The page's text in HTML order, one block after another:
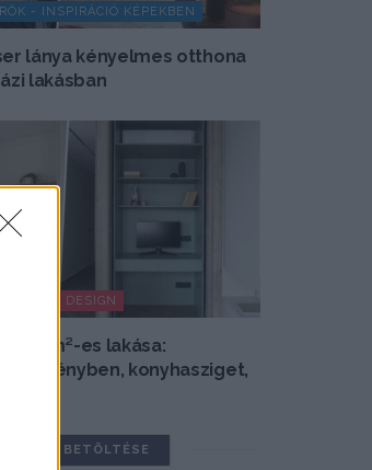
- INSPIRÁCIÓ KÉPEKBEN
lánya kényelmes otthona
lakásban
ÉS DESIGN
56 m²-es lakása:
konyhasziget,
BETÖLTÉSE